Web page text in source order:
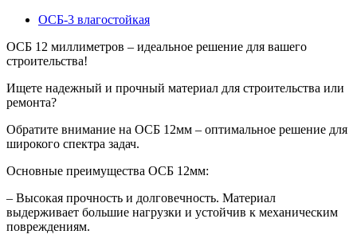
ОСБ-3 влагостойкая
ОСБ 12 миллиметров – идеальное решение для вашего
строительства!
Ищете надежный и прочный материал для строительства или
ремонта?
Обратите внимание на ОСБ 12мм – оптимальное решение для
широкого спектра задач.
Основные преимущества ОСБ 12мм:
– Высокая прочность и долговечность. Материал
выдерживает большие нагрузки и устойчив к механическим
повреждениям.